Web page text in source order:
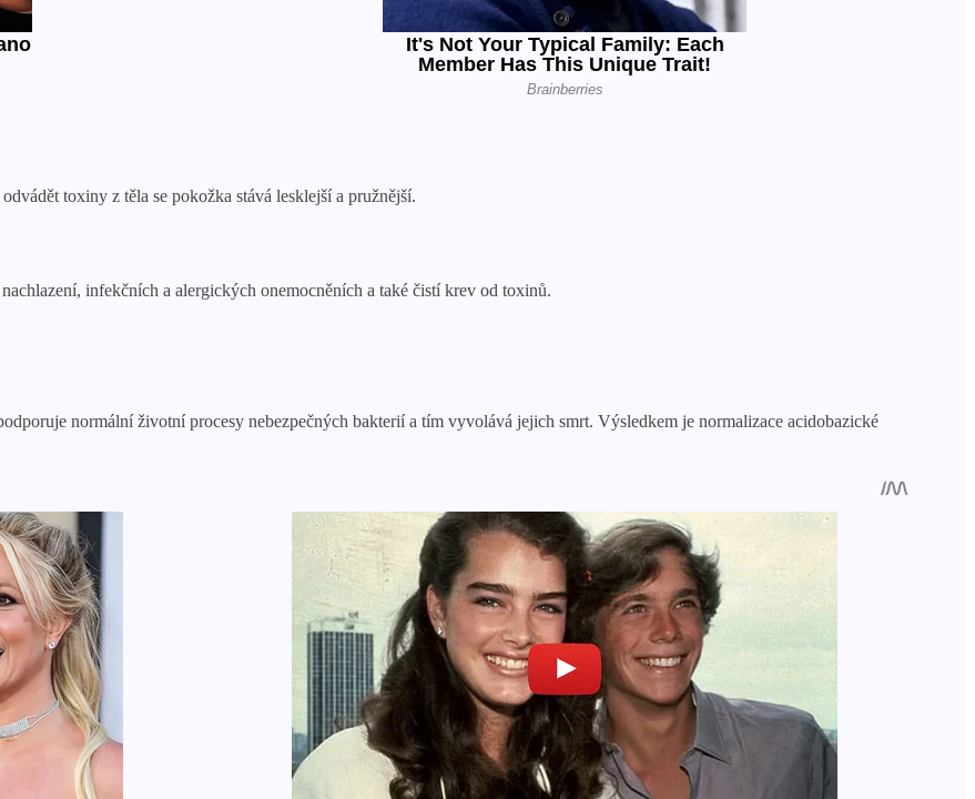
toxiny z těla se pokožka stává lesklejší a pružnější.
infekčních a alergických onemocněních a také čistí krev od toxinů.
normální životní procesy nebezpečných bakterií a tím vyvolává jejich smrt. Výsledkem je normalizace acidobazické